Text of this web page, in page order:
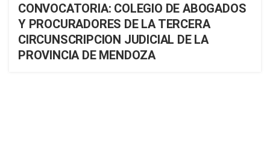
CONVOCATORIA: COLEGIO DE ABOGADOS
Y PROCURADORES DE LA TERCERA
CIRCUNSCRIPCION JUDICIAL DE LA
PROVINCIA DE MENDOZA